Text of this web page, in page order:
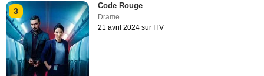
3
Code Rouge
Drame
21 avril 2024 sur ITV